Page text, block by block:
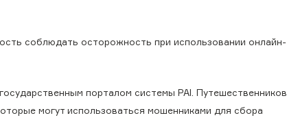
соблюдать осторожность при использовании онлайн-
порталом системы PAI. Путешественников
могут использоваться мошенниками для сбора